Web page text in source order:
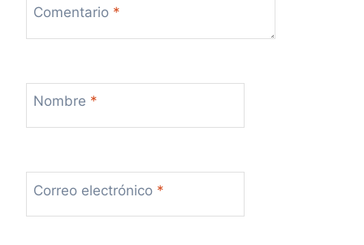
Comentario *
Nombre *
Correo electrónico *